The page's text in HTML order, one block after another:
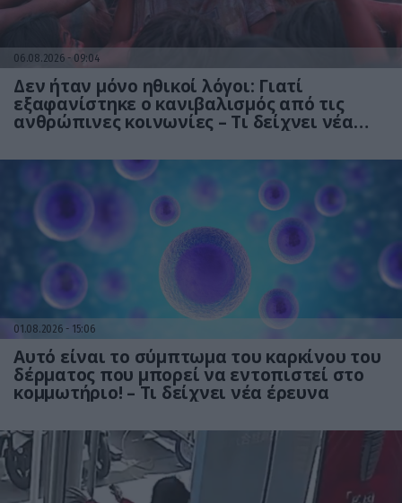
06.08.2026 09:04
Δεν ήταν μόνο ηθικοί λόγοι: Γιατί
εξαφανίστηκε ο κανιβαλισμός από τις
ανθρώπινες κοινωνίες – Τι δείχνει νέα
01.08.2026 15:06
Αυτό είναι το σύμπτωμα του καρκίνου του
δέρματος που μπορεί να εντοπιστεί στο
κομμωτήριο! – Τι δείχνει νέα έρευνα